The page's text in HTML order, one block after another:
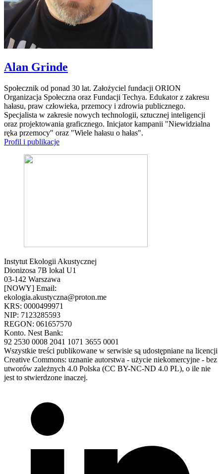
Alan Grinde
Społecznik od ponad 30 lat. Założyciel fundacji ORION
Organizacja Społeczna oraz Fundacji Techya. Edukator z zakresu
hałasu, praw człowieka, przemocy i zdrowia publicznego.
Specjalista w zakresie nowych technologii, sztucznej inteligencji
oraz projektowania graficznego. Inicjator kampanii "Niewidzialna
ręka przemocy" oraz "Wiele hałasu o hałas".
Profil i publikacje
Instytut Ekologii Akustycznej
Dionizosa 7B lokal U1
03-142 Warszawa
[NOWY] Email:
ekologia.akustyczna@proton.me
KRS: 0000499971
NIP: 7123285593
REGON: 061657570
Konto. Nest Bank:
92 2530 0008 2041 1071 3655 0001
Wszystkie treści publikowane w serwisie są udostępniane na licencji
Creative Commons: uznanie autorstwa - użycie niekomercyjne - bez
utworów zależnych 4.0 Polska (CC BY-NC-ND 4.0 PL), o ile nie
jest to stwierdzone inaczej.